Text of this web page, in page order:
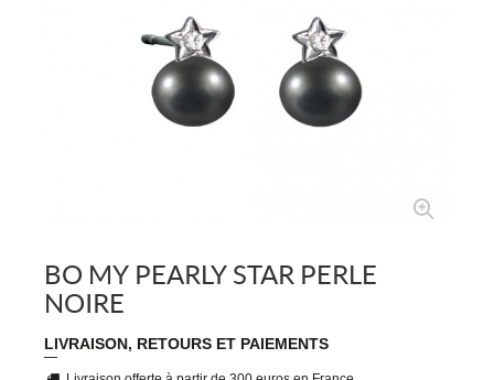
BO MY PEARLY STAR PERLE
NOIRE
LIVRAISON, RETOURS ET PAIEMENTS